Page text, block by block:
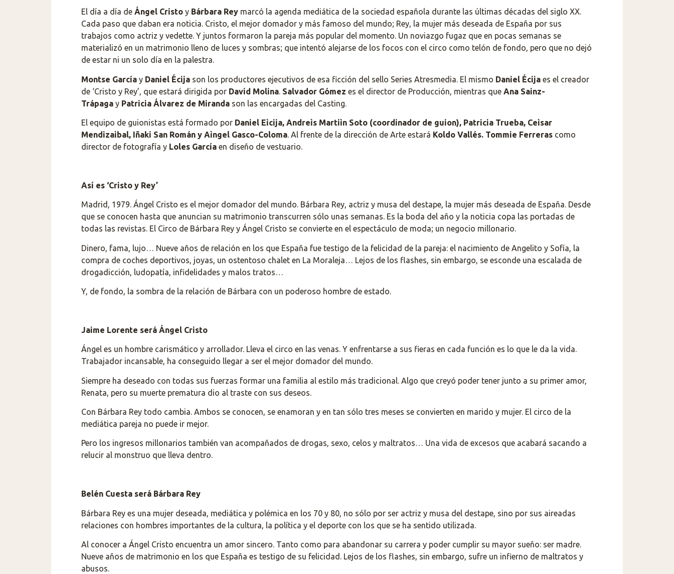
El día a día de Ángel Cristo y Bárbara Rey marcó la agenda mediática de la sociedad española durante las últimas décadas del siglo XX.
Cada paso que daban era noticia. Cristo, el mejor domador y más famoso del mundo; Rey, la mujer más deseada de España por sus
trabajos como actriz y vedette. Y juntos formaron la pareja más popular del momento. Un noviazgo fugaz que en pocas semanas se
materializó en un matrimonio lleno de luces y sombras; que intentó alejarse de los focos con el circo como telón de fondo, pero que no dejó
de estar ni un solo día en la palestra.
Montse García y Daniel Écija son los productores ejecutivos de esa ficción del sello Series Atresmedia. El mismo Daniel Écija es el creador
de ‘Cristo y Rey’, que estará dirigida por David Molina. Salvador Gómez es el director de Producción, mientras que Ana Sainz-
Trápaga y Patricia Álvarez de Miranda son las encargadas del Casting.
El equipo de guionistas está formado por Daniel Eìcija, Andreìs Martiìn Soto (coordinador de guion), Patricia Trueba, Ceìsar
Mendizaìbal, Iñaki San Román y Aìngel Gasco-Coloma. Al frente de la dirección de Arte estará Koldo Vallés. Tommie Ferreras como
director de fotografía y Loles García en diseño de vestuario.
Así es ‘Cristo y Rey’
Madrid, 1979. Ángel Cristo es el mejor domador del mundo. Bárbara Rey, actriz y musa del destape, la mujer más deseada de España. Desde
que se conocen hasta que anuncian su matrimonio transcurren sólo unas semanas. Es la boda del año y la noticia copa las portadas de
todas las revistas. El Circo de Bárbara Rey y Ángel Cristo se convierte en el espectáculo de moda; un negocio millonario.
Dinero, fama, lujo… Nueve años de relación en los que España fue testigo de la felicidad de la pareja: el nacimiento de Angelito y Sofía, la
compra de coches deportivos, joyas, un ostentoso chalet en La Moraleja… Lejos de los flashes, sin embargo, se esconde una escalada de
drogadicción, ludopatía, infidelidades y malos tratos…
Y, de fondo, la sombra de la relación de Bárbara con un poderoso hombre de estado.
Jaime Lorente será Ángel Cristo
Ángel es un hombre carismático y arrollador. Lleva el circo en las venas. Y enfrentarse a sus fieras en cada función es lo que le da la vida.
Trabajador incansable, ha conseguido llegar a ser el mejor domador del mundo.
Siempre ha deseado con todas sus fuerzas formar una familia al estilo más tradicional. Algo que creyó poder tener junto a su primer amor,
Renata, pero su muerte prematura dio al traste con sus deseos.
Con Bárbara Rey todo cambia. Ambos se conocen, se enamoran y en tan sólo tres meses se convierten en marido y mujer. El circo de la
mediática pareja no puede ir mejor.
Pero los ingresos millonarios también van acompañados de drogas, sexo, celos y maltratos… Una vida de excesos que acabará sacando a
relucir al monstruo que lleva dentro.
Belén Cuesta será Bárbara Rey
Bárbara Rey es una mujer deseada, mediática y polémica en los 70 y 80, no sólo por ser actriz y musa del destape, sino por sus aireadas
relaciones con hombres importantes de la cultura, la política y el deporte con los que se ha sentido utilizada.
Al conocer a Ángel Cristo encuentra un amor sincero. Tanto como para abandonar su carrera y poder cumplir su mayor sueño: ser madre.
Nueve años de matrimonio en los que España es testigo de su felicidad. Lejos de los flashes, sin embargo, sufre un infierno de maltratos y
abusos.